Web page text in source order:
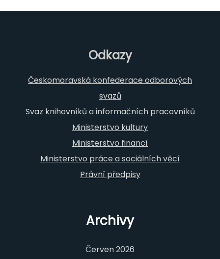
Odkazy
Českomoravská konfederace odborových
svazů
Svaz knihovníků a informačních pracovníků
Ministerstvo kultury
Ministerstvo financí
Ministerstvo práce a sociálních věcí
Právní předpisy
Archivy
Červen 2026